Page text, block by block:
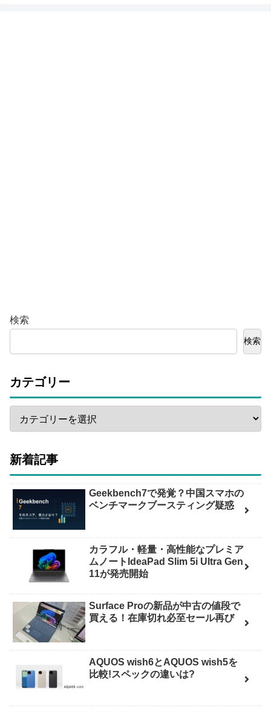
検索
検索
カテゴリー
新着記事
Geekbench7で発覚？中国スマホの
ベンチマークブースティング疑惑
カラフル・軽量・高性能なプレミア
ムノートIdeaPad Slim 5i Ultra Gen
11が発売開始
Surface Proの新品が中古の値段で
買える！在庫切れ必至セール再び
AQUOS wish6とAQUOS wish5を
比較!スペックの違いは?